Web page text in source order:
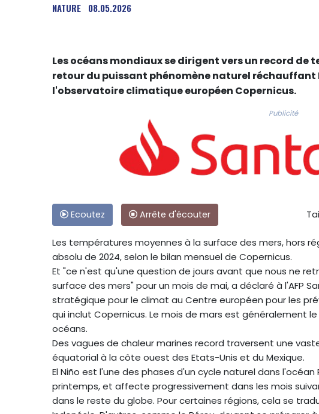
NATURE 08.05.2026
Les océans mondiaux se dirigent vers un record de
retour du puissant phénomène naturel réchauffant
l'observatoire climatique européen Copernicus.
Publicité
Ecoutez Arrête d'écouter
Les températures moyennes à la surface des mers, hors
absolu de 2024, selon le bilan mensuel de Copernicus.
Et "ce n'est qu'une question de jours avant que nous ne
surface des mers" pour un mois de mai, a déclaré à l'AFP
stratégique pour le climat au Centre européen pour les
qui inclut Copernicus. Le mois de mars est généralement
océans.
Des vagues de chaleur marines record traversent une
équatorial à la côte ouest des Etats-Unis et du Mexique.
El Niño est l'une des phases d'un cycle naturel dans
printemps, et affecte progressivement dans les mois
dans le reste du globe. Pour certaines régions, cela se